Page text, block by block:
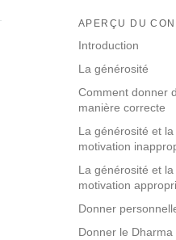
APERÇU DU
Introduction
La générosité
Comment donner
manière correcte
La générosité et la
motivation
La générosité et la
motivation
Donner
Donner le Dharma